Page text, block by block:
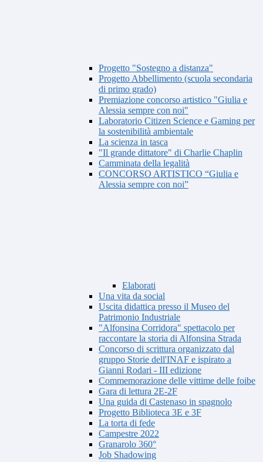
Progetto "Sostegno a distanza"
Progetto Abbellimento (scuola secondaria
di primo grado)
Premiazione concorso artistico "Giulia e
Alessia sempre con noi"
Laboratorio Citizen Science e Gaming per
la sostenibilità ambientale
La scienza in tasca
"Il grande dittatore" di Charlie Chaplin
Camminata della legalità
CONCORSO ARTISTICO “Giulia e
Alessia sempre con noi”
Elaborati
Una vita da social
Uscita didattica presso il Museo del
Patrimonio Industriale
"Alfonsina Corridora" spettacolo per
raccontare la storia di Alfonsina Strada
Concorso di scrittura organizzato dal
gruppo Storie dell'INAF e ispirato a
Gianni Rodari - III edizione
Commemorazione delle vittime delle foibe
Gara di lettura 2E-2F
Una guida di Castenaso in spagnolo
Progetto Biblioteca 3E e 3F
La torta di fede
Campestre 2022
Granarolo 360°
Job Shadowing